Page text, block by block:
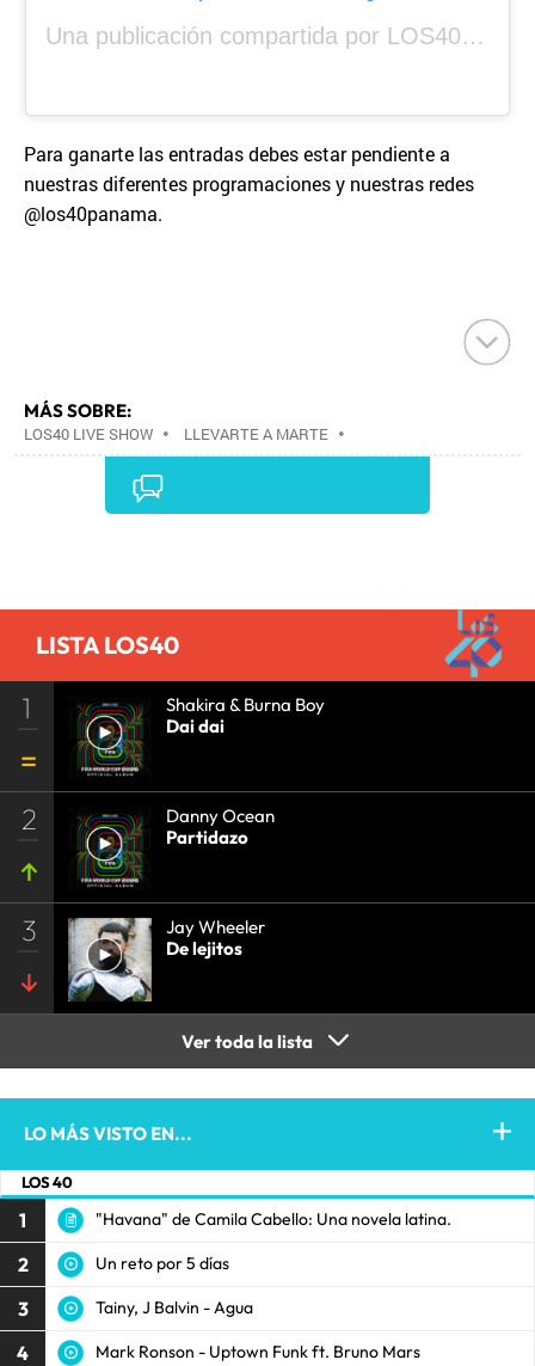
Una publicación compartida por LOS40 Panamá (@los40panama)
Para ganarte las entradas debes estar pendiente a
nuestras diferentes programaciones y nuestras redes
@los40panama.
MÁS SOBRE:
LOS40 LIVE SHOW • LLEVARTE A MARTE •
CONCIERTOS•LOS40•GRUPOS MÚSICA•
EVENTOS MUSICALES
•RADIO•AGENDA•PRISA MEDIA•
COMUNICACIÓN•COMUNICACIÓN•
LISTA LOS40
1
Shakira & Burna Boy
Dai dai
2
Danny Ocean
Partidazo
3
Jay Wheeler
De lejitos
Ver toda la lista
LO MÁS VISTO EN...
LOS 40
1 "Havana" de Camila Cabello: Una novela latina.
2 Un reto por 5 días
3 Tainy, J Balvin - Agua
4 Mark Ronson - Uptown Funk ft. Bruno Mars